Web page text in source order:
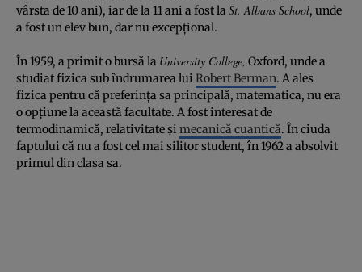
vârsta de 10 ani), iar de la 11 ani a fost la St. Albans School, unde
a fost un elev bun, dar nu excepţional.
În 1959, a primit o bursă la University College, Oxford, unde a
studiat fizica sub îndrumarea lui Robert Berman. A ales
fizica pentru că preferinţa sa principală, matematica, nu era
o opţiune la această facultate. A fost interesat de
termodinamică, relativitate şi mecanică cuantică. În ciuda
faptului că nu a fost cel mai silitor student, în 1962 a absolvit
primul din clasa sa.